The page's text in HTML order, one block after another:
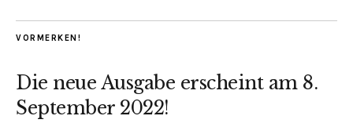
VORMERKEN!
Die neue Ausgabe erscheint am 8.
September 2022!